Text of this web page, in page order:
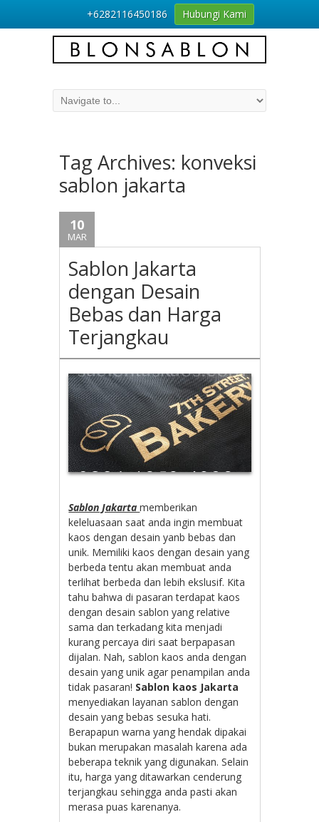
Tag Archives: konveksi
sablon jakarta
10
MAR
Sablon Jakarta
dengan Desain
Bebas dan Harga
Terjangkau
Sablon Jakartamemberikan
keleluasaan saat anda ingin membuat
kaos dengan desain yanb bebas dan
unik. Memiliki kaos dengan desain yang
berbeda tentu akan membuat anda
terlihat berbeda dan lebih ekslusif. Kita
tahu bahwa di pasaran terdapat kaos
dengan desain sablon yang relative
sama dan terkadang kita menjadi
kurang percaya diri saat berpapasan
dijalan. Nah, sablon kaos anda dengan
desain yang unik agar penampilan anda
tidak pasaran! Sablon kaos Jakarta
menyediakan layanan sablon dengan
desain yang bebas sesuka hati.
Berapapun warna yang hendak dipakai
bukan merupakan masalah karena ada
beberapa teknik yang digunakan. Selain
itu, harga yang ditawarkan cenderung
terjangkau sehingga anda pasti akan
merasa puas karenanya.
+6282116450186 Hubungi Kami